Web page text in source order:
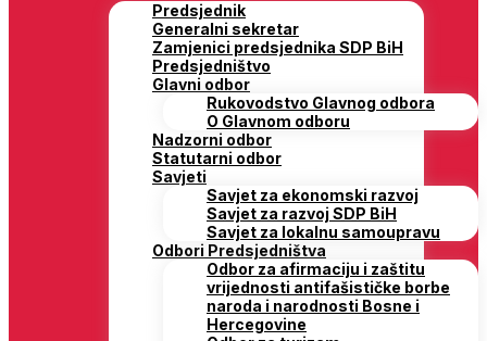
Predsjednik
Generalni sekretar
Zamjenici predsjednika SDP BiH
Predsjedništvo
Glavni odbor
Rukovodstvo Glavnog odbora
O Glavnom odboru
Nadzorni odbor
Statutarni odbor
Savjeti
Savjet za ekonomski razvoj
Savjet za razvoj SDP BiH
Savjet za lokalnu samoupravu
Odbori Predsjedništva
Odbor za afirmaciju i zaštitu
vrijednosti antifašističke borbe
naroda i narodnosti Bosne i
Hercegovine